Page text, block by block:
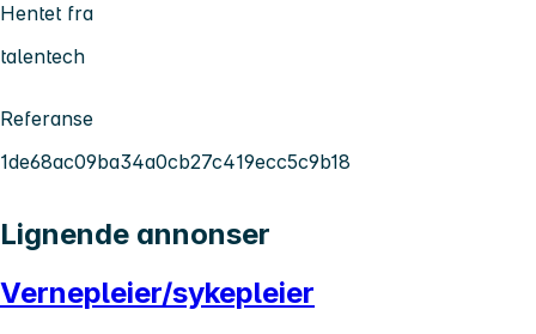
Hentet fra
talentech
Referanse
1de68ac09ba34a0cb27c419ecc5c9b18
Lignende annonser
Vernepleier/sykepleier